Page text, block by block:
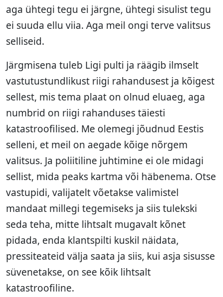
aga ühtegi tegu ei järgne, ühtegi sisulist tegu
ei suuda ellu viia. Aga meil ongi terve valitsus
selliseid.
Järgmisena tuleb Ligi pulti ja räägib ilmselt
vastutustundlikust riigi rahandusest ja kõigest
sellest, mis tema plaat on olnud eluaeg, aga
numbrid on riigi rahanduses täiesti
katastroofilised. Me olemegi jõudnud Eestis
selleni, et meil on aegade kõige nõrgem
valitsus. Ja poliitiline juhtimine ei ole midagi
sellist, mida peaks kartma või häbenema. Otse
vastupidi, valijatelt võetakse valimistel
mandaat millegi tegemiseks ja siis tulekski
seda teha, mitte lihtsalt mugavalt kõnet
pidada, enda klantspilti kuskil näidata,
pressiteateid välja saata ja siis, kui asja sisusse
süvenetakse, on see kõik lihtsalt
katastroofiline.